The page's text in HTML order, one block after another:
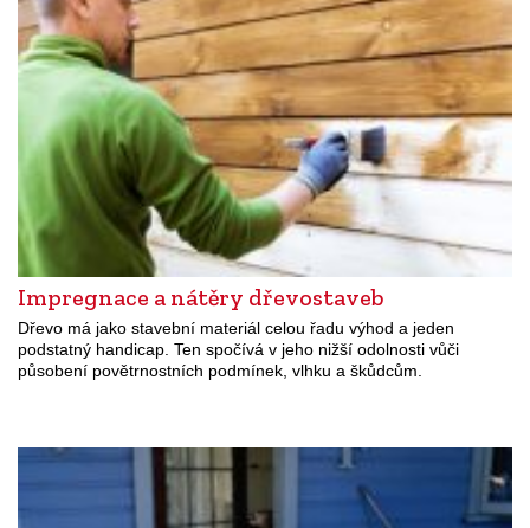
Impregnace a nátěry dřevostaveb
Dřevo má jako stavební materiál celou řadu výhod a jeden
podstatný handicap. Ten spočívá v jeho nižší odolnosti vůči
působení povětrnostních podmínek, vlhku a škůdcům.